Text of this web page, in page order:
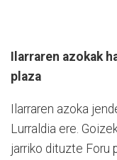
Ilarraren azokak
plaza
Ilarraren azoka
Lurraldia ere.
jarriko dituzte Foru